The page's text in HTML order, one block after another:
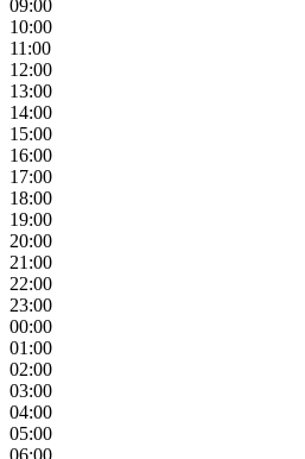
09:00
10:00
11:00
12:00
13:00
14:00
15:00
16:00
17:00
18:00
19:00
20:00
21:00
22:00
23:00
00:00
01:00
02:00
03:00
04:00
05:00
06:00